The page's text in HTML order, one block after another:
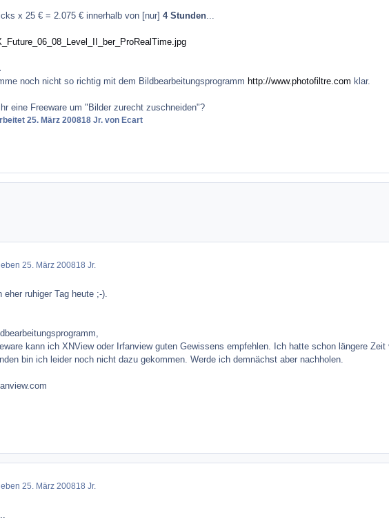
x 25 € = 2.075 € innerhalb von [nur] 4 Stunden...
noch nicht so richtig mit dem Bildbearbeitungsprogramm http://www.photofiltre.com klar.
eine Freeware um "Bilder zurecht zuschneiden"?
25. März 200818 Jr.von Ecart
25. März 200818 Jr.
eher ruhiger Tag heute ;-).
kann ich XNView oder Irfanview guten Gewissens empfehlen. Ich hatte schon längere
bin ich leider noch nicht dazu gekommen. Werde ich demnächst aber nachholen.
25. März 200818 Jr.